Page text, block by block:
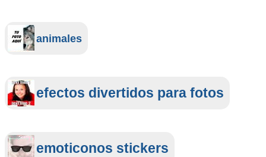
animales
efectos divertidos para fotos
emoticonos stickers